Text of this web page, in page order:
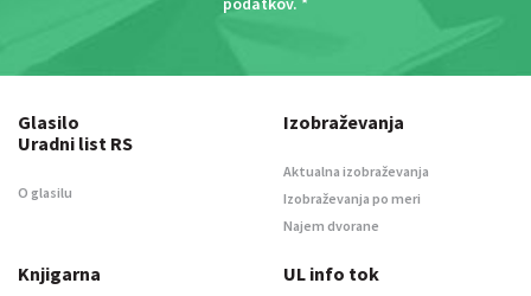
Glasilo
Uradni list RS
O glasilu
Izobraževanja
Aktualna izobraževanja
Izobraževanja po meri
Najem dvorane
Knjigarna UL info tok